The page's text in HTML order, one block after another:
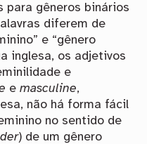
para gêneros binários
diferem de
e “gênero
inglesa, os adjetivos
e
emasculine,
não há forma fácil
no sentido de
) de um gênero